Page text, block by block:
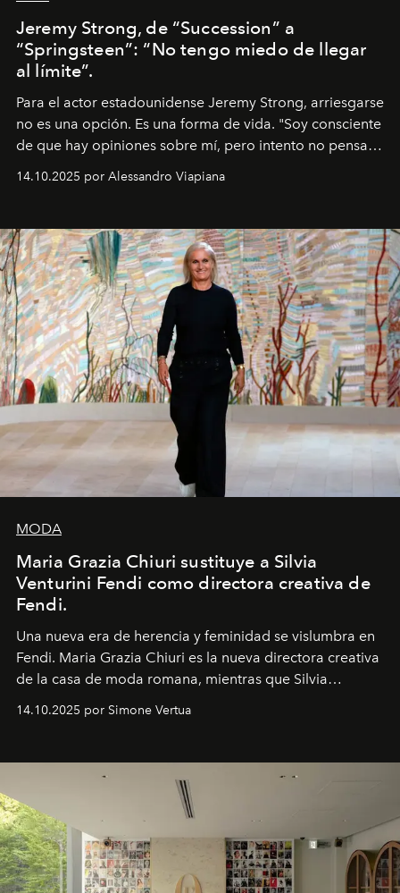
Jeremy Strong, de “Succession” a
“Springsteen”: “No tengo miedo de llegar
al límite”.
Para el actor estadounidense Jeremy Strong, arriesgarse
no es una opción. Es una forma de vida. "Soy consciente
de que hay opiniones sobre mí, pero intento no pensar
demasiado en cómo me perciben. Creo que es una
pérdida de tiempo", afirma.
14.10.2025 por Alessandro Viapiana
MODA
Maria Grazia Chiuri sustituye a Silvia
Venturini Fendi como directora creativa de
Fendi.
Una nueva era de herencia y feminidad se vislumbra en
Fendi. Maria Grazia Chiuri es la nueva directora creativa
de la casa de moda romana, mientras que Silvia
14.10.2025 por Simone Vertua